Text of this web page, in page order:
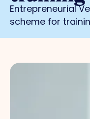
Entrepreneurial
scheme for